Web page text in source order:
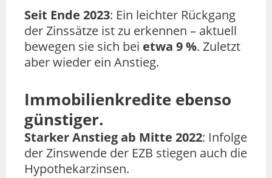
Seit Ende 2023: Ein leichter Rückgang
der Zinssätze ist zu erkennen – aktuell
bewegen sie sich bei etwa 9 %. Zuletzt
aber wieder ein Anstieg.
Immobilienkredite ebenso
günstiger.
Starker Anstieg ab Mitte 2022: Infolge
der Zinswende der EZB stiegen auch die
Hypothekarzinsen.